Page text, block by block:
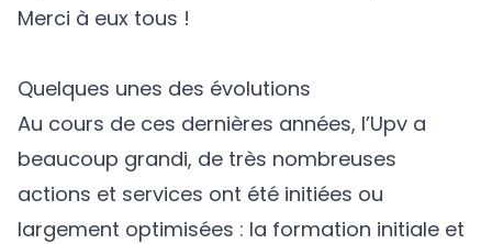
Merci à eux tous !
Quelques unes des évolutions
Au cours de ces dernières années, l’Upv a
beaucoup grandi, de très nombreuses
actions et services ont été initiées ou
largement optimisées : la formation initiale et